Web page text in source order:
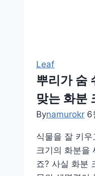
Leaf
뿌리가 숨
맞는 화분
Bynamurokr 6
식물을 잘 키
크기의 화분을
죠? 사실 화분